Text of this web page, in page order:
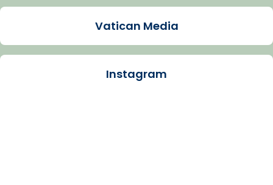
Santes de Mataró.
🔗tinyurl.com/cvu5jmbk
Vatican Media
Instagram